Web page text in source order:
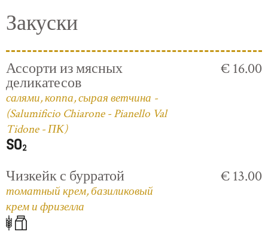
Закуски
Ассорти из мясных
деликатесов
салями, коппа, сырая ветчина -
(Salumificio Chiarone - Pianello Val
Tidone - ПК)
€ 16.00
Чизкейк с бурратой
томатный крем, базиликовый
крем и фризелла
€ 13.00